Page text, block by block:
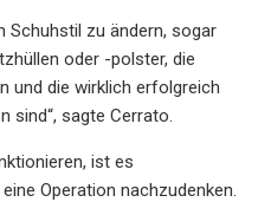
Schuhstil zu ändern, sogar
oder -polster, die
und die wirklich erfolgreich
sind“, sagte Cerrato.
ist es
Operation nachzudenken.